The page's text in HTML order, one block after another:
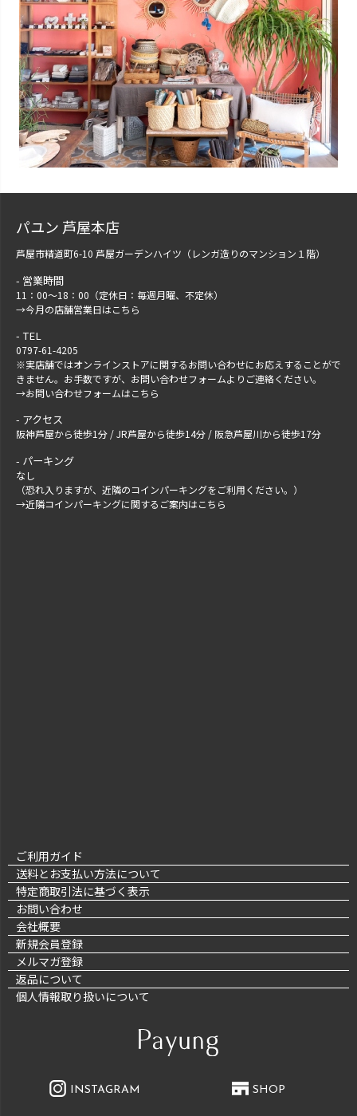
パユン 芦屋本店
芦屋市精道町6-10 芦屋ガーデンハイツ（レンガ造りのマンション１階）
営業時間
11：00～18：00（定休日：毎週月曜、不定休）
→今月の店舗営業日はこちら
TEL
0797-61-4205
※実店舗ではオンラインストアに関するお問い合わせにお応えすることがで
きません。お手数ですが、 お問い合わせフォームよりご連絡ください。
→お問い合わせフォームはこちら
アクセス
阪神芦屋から徒歩1分 / JR芦屋から徒歩14分 / 阪急芦屋川から徒歩17分
パーキング
なし
（恐れ入りますが、近隣のコインパーキングをご利用ください。）
→近隣コインパーキングに関するご案内はこちら
ご利用ガイド
送料とお支払い方法について
特定商取引法に基づく表示
お問い合わせ
会社概要
新規会員登録
メルマガ登録
返品について
個人情報取り扱いについて
INSTAGRAM SHOP